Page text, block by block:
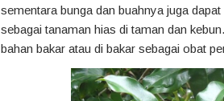
sementara bunga dan buahnya juga
sebagai tanaman hias di taman dan
bahan bakar atau di bakar sebagai obat